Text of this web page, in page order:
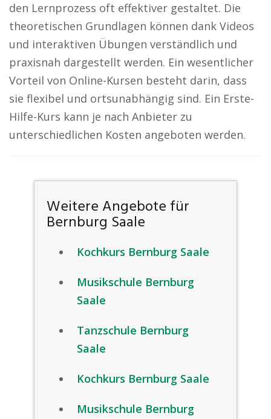
den Lernprozess oft effektiver gestaltet. Die
theoretischen Grundlagen können dank Videos
und interaktiven Übungen verständlich und
praxisnah dargestellt werden. Ein wesentlicher
Vorteil von Online-Kursen besteht darin, dass
sie flexibel und ortsunabhängig sind. Ein Erste-
Hilfe-Kurs kann je nach Anbieter zu
unterschiedlichen Kosten angeboten werden.
Weitere Angebote für
Bernburg Saale
Kochkurs Bernburg Saale
Musikschule Bernburg
Saale
Tanzschule Bernburg
Saale
Kochkurs Bernburg Saale
Musikschule Bernburg